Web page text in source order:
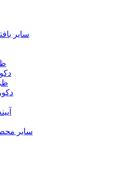
سایر
سایر